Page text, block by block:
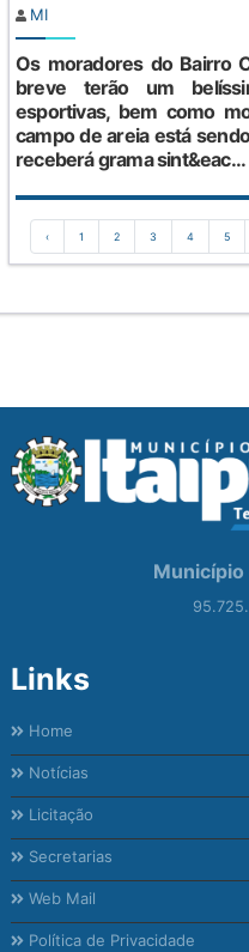
MI
Os moradores do Bairro
breve terão um
esportivas, bem como
campo de areia está
receberá grama sint&eac...
‹ 1 2 3 4 5
Município
Links
Home
Notícias
Licitação
Secretarias
Web Mail
Política de Privacidade